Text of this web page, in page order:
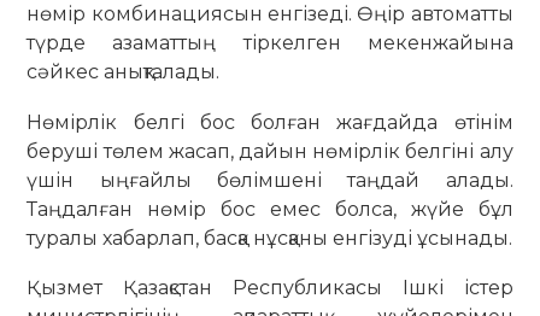
нөмір комбинациясын енгізеді. Өңір автоматты
түрде азаматтың тіркелген мекенжайына
сәйкес анықталады.
Нөмірлік белгі бос болған жағдайда өтінім
беруші төлем жасап, дайын нөмірлік белгіні алу
үшін ыңғайлы бөлімшені таңдай алады.
Таңдалған нөмір бос емес болса, жүйе бұл
туралы хабарлап, басқа нұсқаны енгізуді ұсынады.
Қызмет Қазақстан Республикасы Ішкі істер